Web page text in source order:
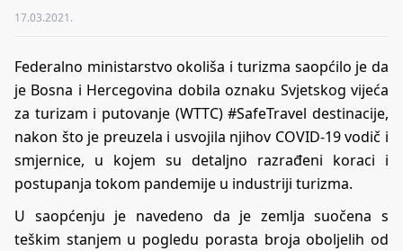
17.03.2021.
Federalno ministarstvo okoliša i turizma saopćilo je da
je Bosna i Hercegovina dobila oznaku Svjetskog vijeća
za turizam i putovanje (WTTC) #SafeTravel destinacije,
nakon što je preuzela i usvojila njihov COVID-19 vodič i
smjernice, u kojem su detaljno razrađeni koraci i
postupanja tokom pandemije u industriji turizma.
U saopćenju je navedeno da je zemlja suočena s
teškim stanjem u pogledu porasta broja oboljelih od